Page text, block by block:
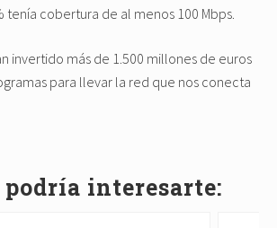
tenía cobertura de al menos 100 Mbps.
invertido más de 1.500 millones de euros
para llevar la red que nos conecta
interesarte: